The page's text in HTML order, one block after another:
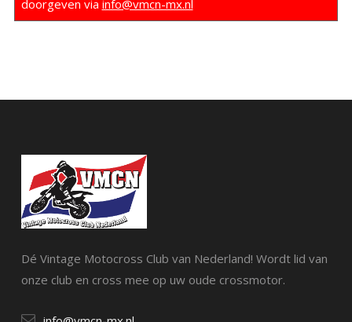
doorgeven via info@vmcn-mx.nl
Dé Vintage Motocross Club van Nederland! Wordt lid van
onze club en cross mee op uw oude crossmotor.